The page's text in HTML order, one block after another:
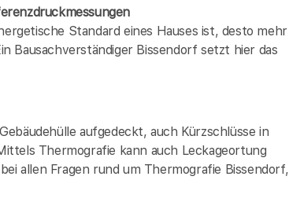
Standard eines Hauses ist, desto mehr
Bausachverständiger Bissendorf setzt hier das
aufgedeckt, auch Kürzschlüsse in
Thermografie kann auch Leckageortung
allen Fragen rund um Thermografie Bissendorf,